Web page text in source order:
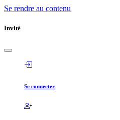
Se rendre au contenu
Invité
Se connecter